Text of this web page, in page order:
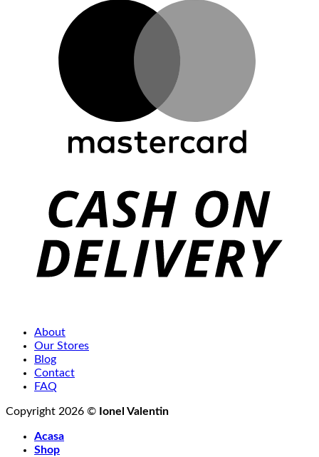
About
Our Stores
Blog
Contact
FAQ
Copyright 2026 © Ionel Valentin
Acasa
Shop